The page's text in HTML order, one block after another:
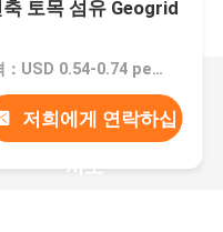
토목 섬유 Geogrid
가격：USD 0.54-0.74 per square meter
저희에게 연락하십
시오